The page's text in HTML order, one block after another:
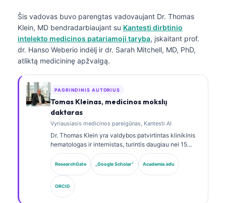
Šis vadovas buvo parengtas vadovaujant Dr. Thomas
Klein, MD bendradarbiaujant su Kantesti dirbtinio
intelekto medicinos patariamoji taryba, įskaitant prof.
dr. Hanso Weberio indėlį ir dr. Sarah Mitchell, MD, PhD,
atliktą medicininę apžvalgą.
PAGRINDINIS AUTORIUS
Tomas Kleinas, medicinos mokslų
daktaras
Vyriausiasis medicinos pareigūnas, Kantesti AI
Dr. Thomas Klein yra valdybos patvirtintas klinikinis
hematologas ir internistas, turintis daugiau nei 15
metų patirtį laboratorinės medicinos ir AI pagalba
atliekamos klinikinės analizės srityse. Būdamas
Kantesti AI vyriausiuoju medicinos pareigūnu, jis
užtikrina klinikinę nuosavo neuroninio tinklo
medicininio tikslumo priežiūrą. Dr. Klein yra plačiai
publikavęs biomarkerių interpretavimo ir
ResearchGate „Google Scholar“ Academia.edu
ORCID